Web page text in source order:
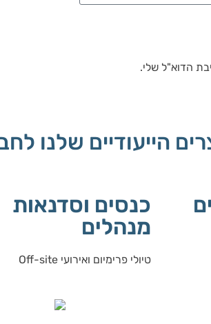
הדוא"ל שלי.
הייעודיים שלנו
כנסים וסדנאות
מנהלים
טיולי פרימיום ואירועי Off-site